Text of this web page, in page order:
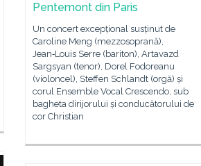
Pentemont din Paris
Un concert excepțional susținut de
Caroline Meng (mezzosoprană),
Jean‑Louis Serre (bariton), Artavazd
Sargsyan (tenor), Dorel Fodoreanu
(violoncel), Steffen Schlandt (orgă) și
corul Ensemble Vocal Crescendo, sub
bagheta dirijorului și conducătorului de
cor Christian